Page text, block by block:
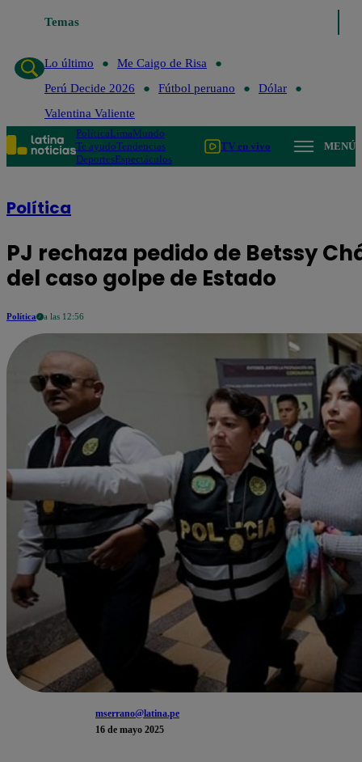
Temas
Lo último
Me Caigo de Risa
Perú Decide 2026
Fútbol peruano
Dólar
Valentina Valiente
PolíticaLimaMundo
Te ayudoTendencias
DeportesEspectáculos
TV en vivo MENÚ
Política
PJ rechaza pedido de Betssy
del caso golpe de Estado
Política a las 12:56
mserrano@latina.pe
16 de mayo 2025